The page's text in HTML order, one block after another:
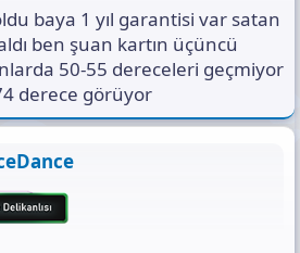
baya 1 yıl garantisi var satan
ben şuan kartın üçüncü
50-55 dereceleri geçmiyor
derece görüyor